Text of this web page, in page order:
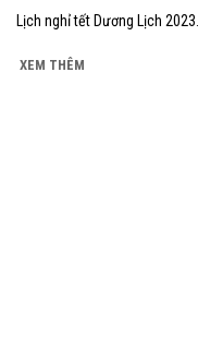
Lịch nghỉ tết Dương Lịch 2023...
XEM THÊM